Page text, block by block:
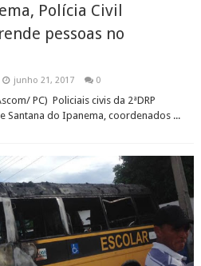
Polícia Civil
pessoas no
junho 21, 2017 0
PC) Policiais civis da 2ªDRP
Santana do Ipanema, coordenados ...